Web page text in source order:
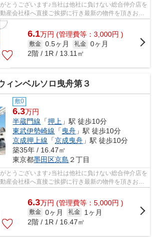
とうございます♪当社は他社に負けない総合仲介店を
産会社様へ直接ご挨拶に行き最新の物件を頂きお客
最新の情報は...
6.1万円 (管理費等：3,000円 )
敷金 0.5ヶ月 礼金 0ヶ月
2階 / 1R / 13.11㎡
ィンベルソロ曳舟第３
敷0
6.3万円
半蔵門線 「押上 」駅 徒歩10分
東武伊勢崎線 「 曳舟 」駅 徒歩10分
京成押上線 「京成曳舟 」駅 徒歩10分
築35年 / 16.47㎡
東京都墨田区京島 ２丁目
とうございます♪当社は他社に負けない総合仲介店を
産会社様へ直接ご挨拶に行き最新の物件を頂きお客
最新の情報は...
6.3万円 (管理費等：5,000円 )
敷金 0ヶ月 礼金
1ヶ月
2階 / 1R / 16.47㎡